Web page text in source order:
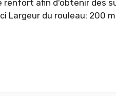
renfort afin d'obtenir des
Largeur du rouleau: 200